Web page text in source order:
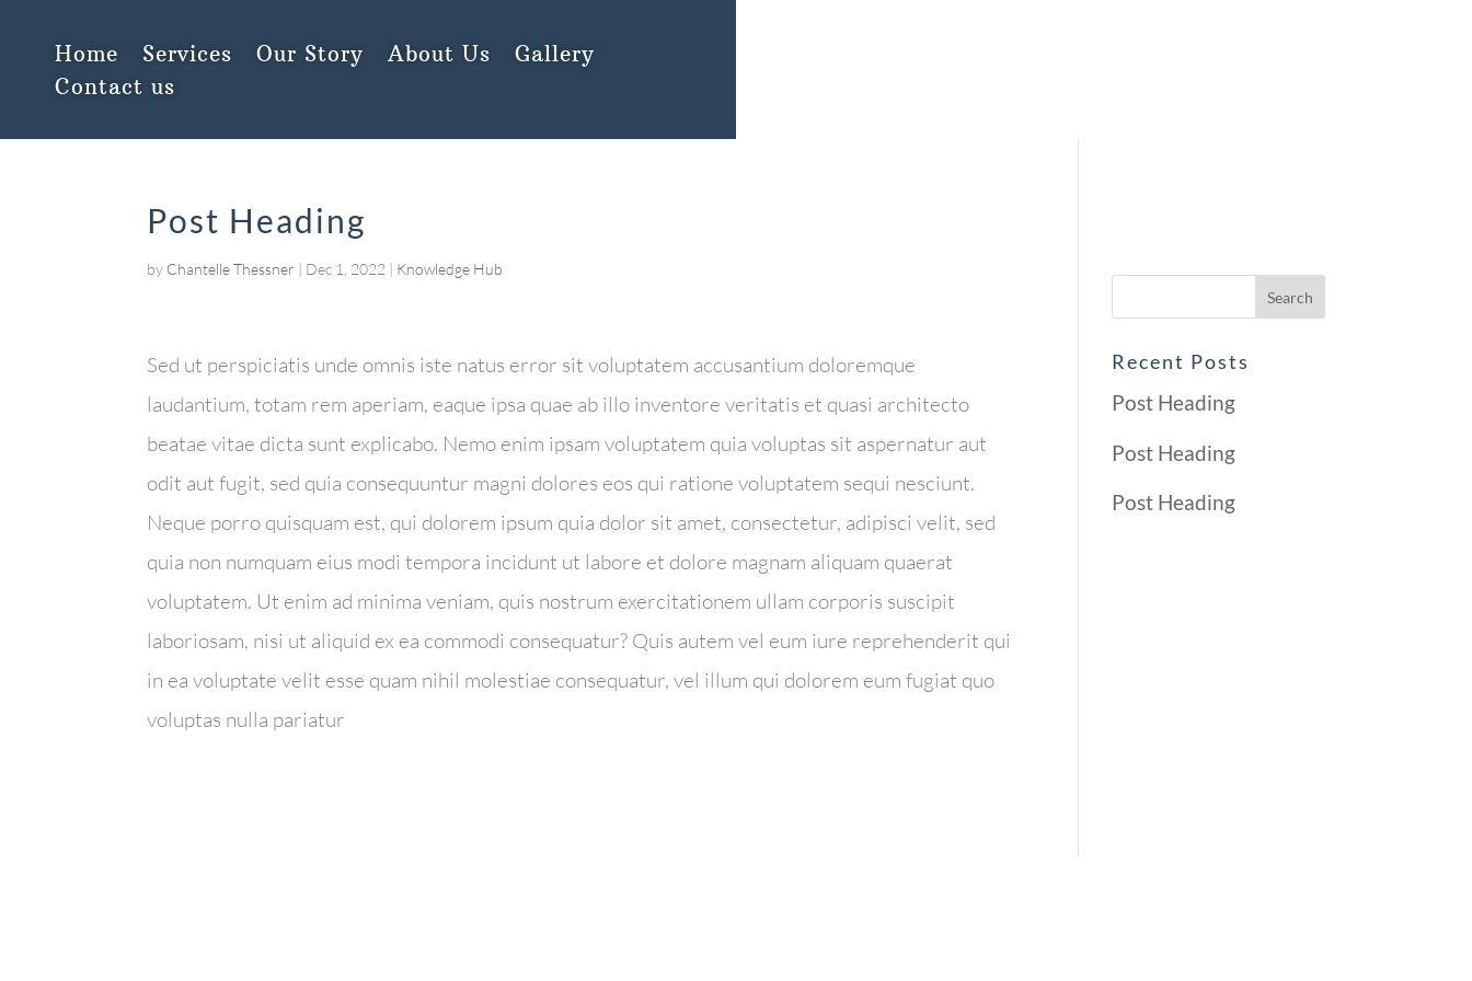
Home Services Our Story About Us
Gallery
Contact us
Post Heading
by Chantelle Thessner | Dec 1, 2022 | Knowledge Hub
Sed ut perspiciatis unde omnis iste natus error sit voluptatem accusantium doloremque
laudantium, totam rem aperiam, eaque ipsa quae ab illo inventore veritatis et quasi architecto
beatae vitae dicta sunt explicabo. Nemo enim ipsam voluptatem quia voluptas sit aspernatur aut
odit aut fugit, sed quia consequuntur magni dolores eos qui ratione voluptatem sequi nesciunt.
Neque porro quisquam est, qui dolorem ipsum quia dolor sit amet, consectetur, adipisci velit, sed
quia non numquam eius modi tempora incidunt ut labore et dolore magnam aliquam quaerat
voluptatem. Ut enim ad minima veniam, quis nostrum exercitationem ullam corporis suscipit
laboriosam, nisi ut aliquid ex ea commodi consequatur? Quis autem vel eum iure reprehenderit qui
in ea voluptate velit esse quam nihil molestiae consequatur, vel illum qui dolorem eum fugiat quo
voluptas nulla pariatur
Recent Posts
Post Heading
Post Heading
Post Heading